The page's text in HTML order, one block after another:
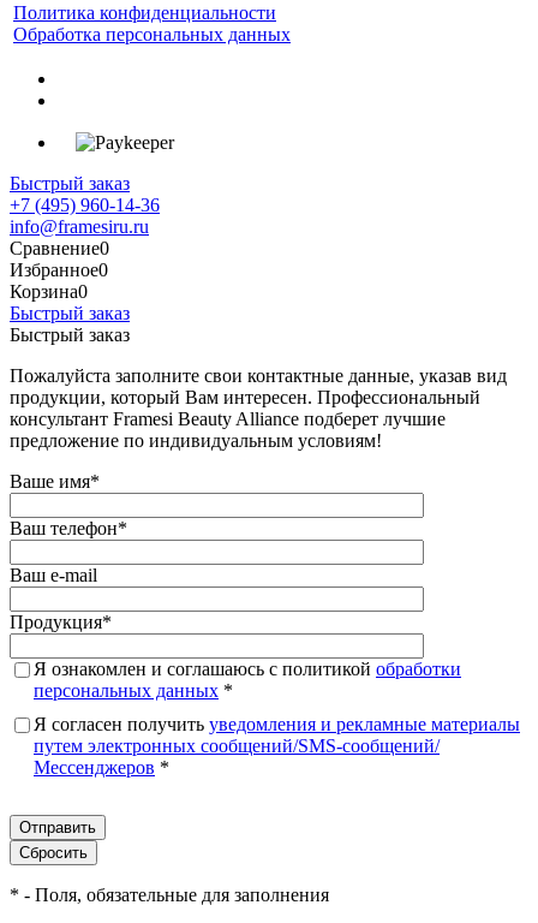
Политика конфиденциальности
Обработка персональных данных
Быстрый заказ
+7 (495) 960-14-36
info@framesiru.ru
Сравнение0
Избранное0
Корзина0
Быстрый заказ
Быстрый заказ
Пожалуйста заполните свои контактные данные, указав вид
продукции, который Вам интересен. Профессиональный
консультант Framesi Beauty Alliance подберет лучшие
предложение по индивидуальным условиям!
Ваше имя*
Ваш телефон*
Ваш e-mail
Продукция*
Я ознакомлен и соглашаюсь с политикой обработки
персональных данных *
Я согласен получить уведомления и рекламные материалы
путем электронных сообщений/SMS-сообщений/
Мессенджеров *
* - Поля, обязательные для заполнения